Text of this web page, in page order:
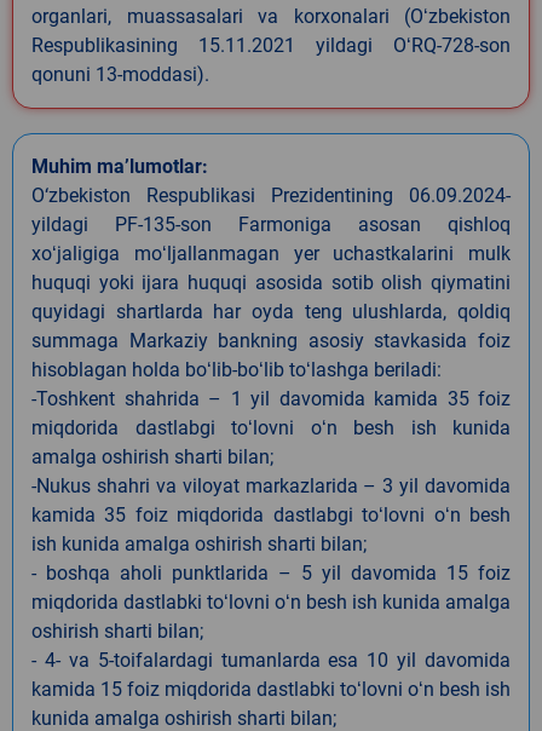
organlari, muassasalari va korxonalari (Oʻzbekiston
Respublikasining 15.11.2021 yildagi OʻRQ-728-son
qonuni 13-moddasi).
Muhim ma’lumotlar:
O‘zbekiston Respublikasi Prezidentining 06.09.2024-
yildagi PF-135-son Farmoniga asosan qishloq
xoʻjaligiga moʻljallanmagan yer uchastkalarini mulk
huquqi yoki ijara huquqi asosida sotib olish qiymatini
quyidagi shartlarda har oyda teng ulushlarda, qoldiq
summaga Markaziy bankning asosiy stavkasida foiz
hisoblagan holda boʻlib-boʻlib toʻlashga beriladi:
-Toshkent shahrida – 1 yil davomida kamida 35 foiz
miqdorida dastlabgi toʻlovni oʻn besh ish kunida
amalga oshirish sharti bilan;
-Nukus shahri va viloyat markazlarida – 3 yil davomida
kamida 35 foiz miqdorida dastlabgi toʻlovni oʻn besh
ish kunida amalga oshirish sharti bilan;
- boshqa aholi punktlarida – 5 yil davomida 15 foiz
miqdorida dastlabki toʻlovni oʻn besh ish kunida amalga
oshirish sharti bilan;
- 4- va 5-toifalardagi tumanlarda esa 10 yil davomida
kamida 15 foiz miqdorida dastlabki toʻlovni oʻn besh ish
kunida amalga oshirish sharti bilan;